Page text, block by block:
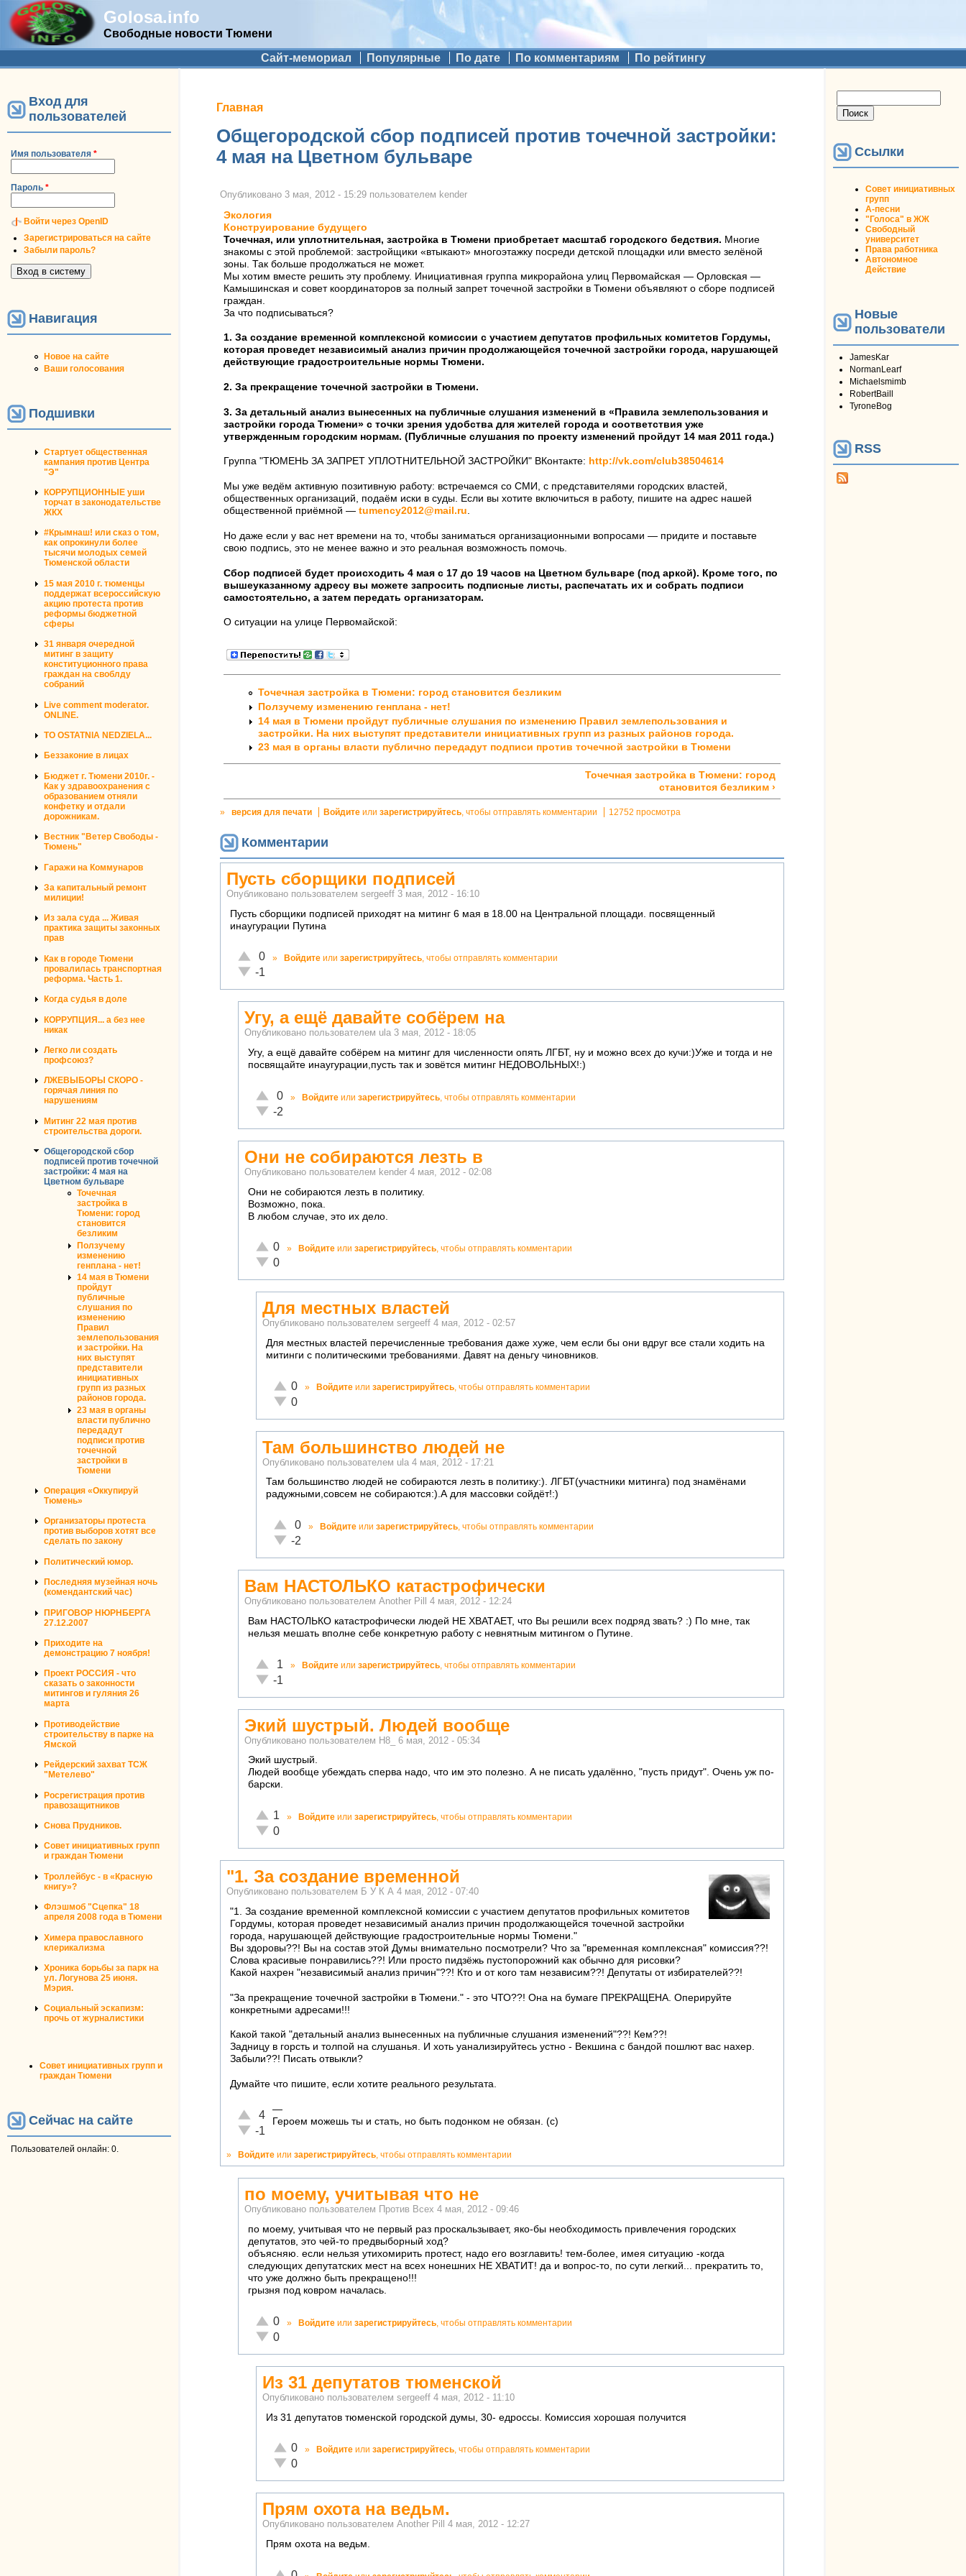
Golosa.info
Свободные новости Тюмени
Дополнительное меню Сайт-мемориал Популярные По дате По комментариям По рейтингу
Вход для
пользователей
Имя пользователя *
Пароль *
Войти через OpenID
Зарегистрироваться на сайте
Забыли пароль?
Навигация
Новое на сайте
Ваши голосования
Подшивки
Стартует общественная
кампания против Центра
"Э"
КОРРУПЦИОННЫЕ уши
торчат в законодательстве
ЖКХ
#Крымнаш! или сказ о том,
как опрокинули более
тысячи молодых семей
Тюменской области
15 мая 2010 г. тюменцы
поддержат всероссийскую
акцию протеста против
реформы бюджетной
сферы
31 января очередной
митинг в защиту
конституционного права
граждан на своблду
собраний
Live comment moderator.
ONLINE.
TO OSTATNIA NEDZIELA...
Беззаконие в лицах
Бюджет г. Тюмени 2010г. -
Как у здравоохранения с
образованием отняли
конфетку и отдали
дорожникам.
Вестник "Ветер Свободы -
Тюмень"
Гаражи на Коммунаров
За капитальный ремонт
милиции!
Из зала суда ... Живая
практика защиты законных
прав
Как в городе Тюмени
провалилась транспортная
реформа. Часть 1.
Когда судья в доле
КОРРУПЦИЯ... а без нее
никак
Легко ли создать
профсоюз?
ЛЖЕВЫБОРЫ СКОРО -
горячая линия по
нарушениям
Митинг 22 мая против
строительства дороги.
Общегородской сбор
подписей против точечной
застройки: 4 мая на
Цветном бульваре
Точечная
застройка в
Тюмени: город
становится
безликим
Ползучему
изменению
генплана - нет!
14 мая в Тюмени
пройдут
публичные
слушания по
изменению
Правил
землепользования
и застройки. На
них выступят
представители
инициативных
групп из разных
районов города.
23 мая в органы
власти публично
передадут
подписи против
точечной
застройки в
Тюмени
Операция «Оккупируй
Тюмень»
Организаторы протеста
против выборов хотят все
сделать по закону
Политический юмор.
Последняя музейная ночь
(комендантский час)
ПРИГОВОР НЮРНБЕРГА
27.12.2007
Приходите на
демонстрацию 7 ноября!
Проект РОССИЯ - что
сказать о законности
митингов и гуляния 26
марта
Противодействие
строительству в парке на
Ямской
Рейдерский захват ТСЖ
"Метелево"
Росрегистрация против
правозащитников
Снова Прудников.
Совет инициативных групп
и граждан Тюмени
Троллейбус - в «Красную
книгу»?
Флэшмоб "Сцепка" 18
апреля 2008 года в Тюмени
Химера православного
клерикализма
Хроника борьбы за парк на
ул. Логунова 25 июня.
Мэрия.
Социальный эскапизм:
прочь от журналистики
Совет инициативных групп и
граждан Тюмени
Сейчас на сайте
Пользователей онлайн: 0.
Вы здесь
Главная
Общегородской сбор подписей против точечной застройки:
4 мая на Цветном бульваре
Опубликовано 3 мая, 2012 - 15:29 пользователем kender
Экология
Конструирование будущего
Точечная, или уплотнительная, застройка в Тюмени приобретает масштаб городского бедствия. Многие
знакомы с этой проблемой: застройщики «втыкают» многоэтажку посреди детской площадки или вместо зелёной
зоны. Так больше продолжаться не может.
Мы хотим вместе решить эту проблему. Инициативная группа микрорайона улиц Первомайская — Орловская —
Камышинская и совет координаторов за полный запрет точечной застройки в Тюмени объявляют о сборе подписей
граждан.
За что подписываться?
1. За создание временной комплексной комиссии с участием депутатов профильных комитетов Гордумы,
которая проведет независимый анализ причин продолжающейся точечной застройки города, нарушающей
действующие градостроительные нормы Тюмени.
2. За прекращение точечной застройки в Тюмени.
3. За детальный анализ вынесенных на публичные слушания изменений в «Правила землепользования и
застройки города Тюмени» с точки зрения удобства для жителей города и соответствия уже
утвержденным городским нормам. (Публичные слушания по проекту изменений пройдут 14 мая 2011 года.)
Группа "ТЮМЕНЬ ЗА ЗАПРЕТ УПЛОТНИТЕЛЬНОЙ ЗАСТРОЙКИ" ВКонтакте: http://vk.com/club38504614
Мы уже ведём активную позитивную работу: встречаемся со СМИ, с представителями городских властей,
общественных организаций, подаём иски в суды. Если вы хотите включиться в работу, пишите на адрес нашей
общественной приёмной — tumency2012@mail.ru.
Но даже если у вас нет времени на то, чтобы заниматься организационными вопросами — придите и поставьте
свою подпись, это не менее важно и это реальная возможность помочь.
Сбор подписей будет происходить 4 мая с 17 до 19 часов на Цветном бульваре (под аркой). Кроме того, по
вышеуказанному адресу вы можете запросить подписные листы, распечатать их и собрать подписи
самостоятельно, а затем передать организаторам.
О ситуации на улице Первомайской:
Точечная застройка в Тюмени: город становится безликим
Ползучему изменению генплана - нет!
14 мая в Тюмени пройдут публичные слушания по изменению Правил землепользования и
застройки. На них выступят представители инициативных групп из разных районов города.
23 мая в органы власти публично передадут подписи против точечной застройки в Тюмени
Точечная застройка в Тюмени: город
становится безликим ›
» версия для печати Войдите или зарегистрируйтесь, чтобы отправлять комментарии 12752 просмотра
Комментарии
Пусть сборщики подписей
Опубликовано пользователем sergeeff 3 мая, 2012 - 16:10
Пусть сборщики подписей приходят на митинг 6 мая в 18.00 на Центральной площади. посвященный
инаугурации Путина
Отлично!
0
Неадекватно!
-1
» Войдите или зарегистрируйтесь, чтобы отправлять комментарии
Угу, а ещё давайте собёрем на
Опубликовано пользователем ula 3 мая, 2012 - 18:05
Угу, а ещё давайте собёрем на митинг для численности опять ЛГБТ, ну и можно всех до кучи:)Уже и тогда и не
посвящайте инаугурации,пусть так и зовётся митинг НЕДОВОЛЬНЫХ!:)
Отлично!
0
Неадекватно!
-2
» Войдите или зарегистрируйтесь , чтобы отправлять комментарии
Они не собираются лезть в
Опубликовано пользователем kender 4 мая, 2012 - 02:08
Они не собираются лезть в политику.
Возможно, пока.
В любом случае, это их дело.
Отлично!
0
Неадекватно!
0
» Войдите или зарегистрируйтесь, чтобы отправлять комментарии
Для местных властей
Опубликовано пользователем sergeeff 4 мая, 2012 - 02:57
Для местных властей перечисленные требования даже хуже, чем если бы они вдруг все стали ходить на
митинги с политическими требованиями. Давят на деньгу чиновников.
Отлично!
0
Неадекватно!
0
» Войдите или зарегистрируйтесь, чтобы отправлять комментарии
Там большинство людей не
Опубликовано пользователем ula 4 мая, 2012 - 17:21
Там большинство людей не собираются лезть в политику:). ЛГБТ(участники митинга) под знамёнами
радужными,совсем не собираются:).А для массовки сойдёт!:)
Отлично!
0
Неадекватно!
-2
» Войдите или зарегистрируйтесь, чтобы отправлять комментарии
Вам НАСТОЛЬКО катастрофически
Опубликовано пользователем Another Pill 4 мая, 2012 - 12:24
Вам НАСТОЛЬКО катастрофически людей НЕ ХВАТАЕТ, что Вы решили всех подряд звать? :) По мне, так
нельзя мешать вполне себе конкретную работу с невнятным митингом о Путине.
Отлично!
1
Неадекватно!
-1
» Войдите или зарегистрируйтесь, чтобы отправлять комментарии
Экий шустрый. Людей вообще
Опубликовано пользователем H8_ 6 мая, 2012 - 05:34
Экий шустрый.
Людей вообще убеждать сперва надо, что им это полезно. А не писать удалённо, "пусть придут". Очень уж по-
барски.
Отлично!
1
Неадекватно!
0
» Войдите или зарегистрируйтесь, чтобы отправлять комментарии
"1. За создание временной
Опубликовано пользователем Б У К А 4 мая, 2012 - 07:40
"1. За создание временной комплексной комиссии с участием депутатов профильных комитетов
Гордумы, которая проведет независимый анализ причин продолжающейся точечной застройки
города, нарушающей действующие градостроительные нормы Тюмени."
Вы здоровы??! Вы на состав этой Думы внимательно посмотрели? Что за "временная комплексная" комиссия??!
Слова красивые понравились??! Или просто пидзёжь пустопорожний как обычно для рисовки?
Какой нахрен "независимый анализ причин"??! Кто и от кого там независим??! Депутаты от избирателей??!
"За прекращение точечной застройки в Тюмени." - это ЧТО??! Она на бумаге ПРЕКРАЩЕНА. Оперируйте
конкретными адресами!!!
Какой такой "детальный анализ вынесенных на публичные слушания изменений"??! Кем??!
Задницу в горсть и толпой на слушанья. И хоть уанализируйтесь устно - Векшина с бандой пошлют вас нахер.
Забыли??! Писать отвыкли?
Думайте что пишите, если хотите реального результата.
Отлично!
4
Неадекватно!
-1
—
Героем можешь ты и стать, но быть подонком не обязан. (с)
» Войдите или зарегистрируйтесь, чтобы отправлять комментарии
по моему, учитывая что не
Опубликовано пользователем Против Всех 4 мая, 2012 - 09:46
по моему, учитывая что не первый раз проскальзывает, яко-бы необходимость привлечения городских
депутатов, это чей-то предвыборный ход?
объясняю. если нельзя утихомирить протест, надо его возглавить! тем-более, имея ситуацию -когда
следующих депутатских мест на всех нонешних НЕ ХВАТИТ! да и вопрос-то, по сути легкий... прекратить то,
что уже должно быть прекращено!!!
грызня под ковром началась.
Отлично!
0
Неадекватно!
0
» Войдите или зарегистрируйтесь , чтобы отправлять комментарии
Из 31 депутатов тюменской
Опубликовано пользователем sergeeff 4 мая, 2012 - 11:10
Из 31 депутатов тюменской городской думы, 30- едроссы. Комиссия хорошая получится
Отлично!
0
Неадекватно!
0
» Войдите или зарегистрируйтесь, чтобы отправлять комментарии
Прям охота на ведьм.
Опубликовано пользователем Another Pill 4 мая, 2012 - 12:27
Прям охота на ведьм.
Отлично!
Ссылки
Совет инициативных
групп
А-песни
"Голоса" в ЖЖ
Свободный
университет
Права работника
Автономное
Действие
Новые
пользователи
JamesKar
NormanLearf
Michaelsmimb
RobertBaill
TyroneBog
RSS